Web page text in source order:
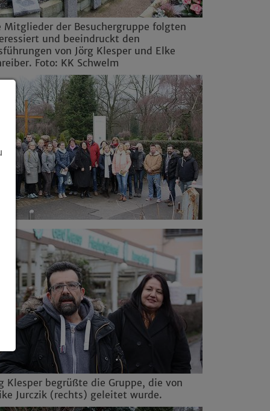
Mitglieder der Besuchergruppe folgten
und beeindruckt den
von Jörg Klesper und Elke
Foto: KK Schwelm
Klesper begrüßte die Gruppe, die von
Jurczik (rechts) geleitet wurde.